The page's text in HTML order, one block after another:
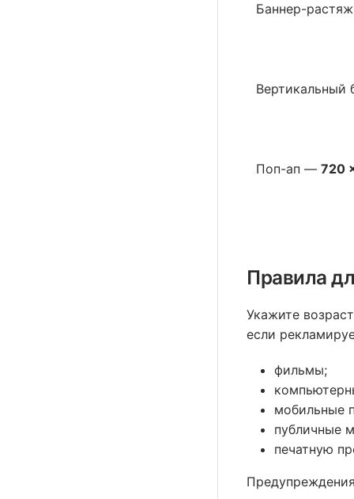
Баннер-
Поп-ап — 720
Правила
Укажите
если
фильмы;
мобильные
публичные
печатную